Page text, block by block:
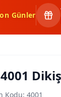
Günler
Kodu: 4001